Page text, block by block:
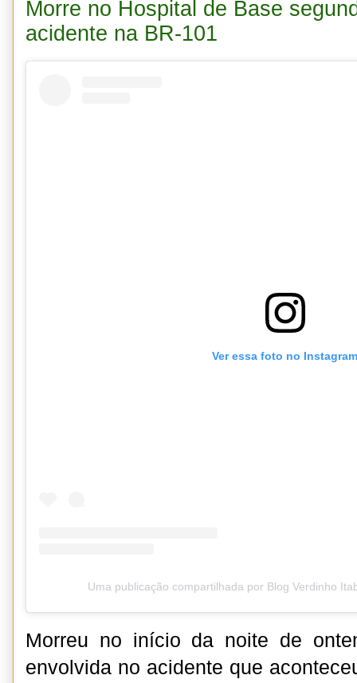
Morre no Hospital de Base
acidente na BR-101
Ver essa foto no Instagram
Uma publicação compartilhada por Blog Verdinho
Morreu no início da noite de
envolvida no acidente que